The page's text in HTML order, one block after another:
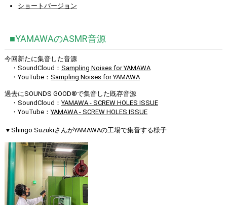
ショートバージョン
■YAMAWAのASMR音源
今回新たに集音した音源
・SoundCloud： Sampling Noises for YAMAWA
・YouTube： Sampling Noises for YAMAWA
過去にSOUNDS GOOD®︎で集音した既存音源
・SoundCloud：YAMAWA - SCREW HOLES ISSUE
・YouTube：YAMAWA - SCREW HOLES ISSUE
▼Shingo SuzukiさんがYAMAWAの工場で集音する様子